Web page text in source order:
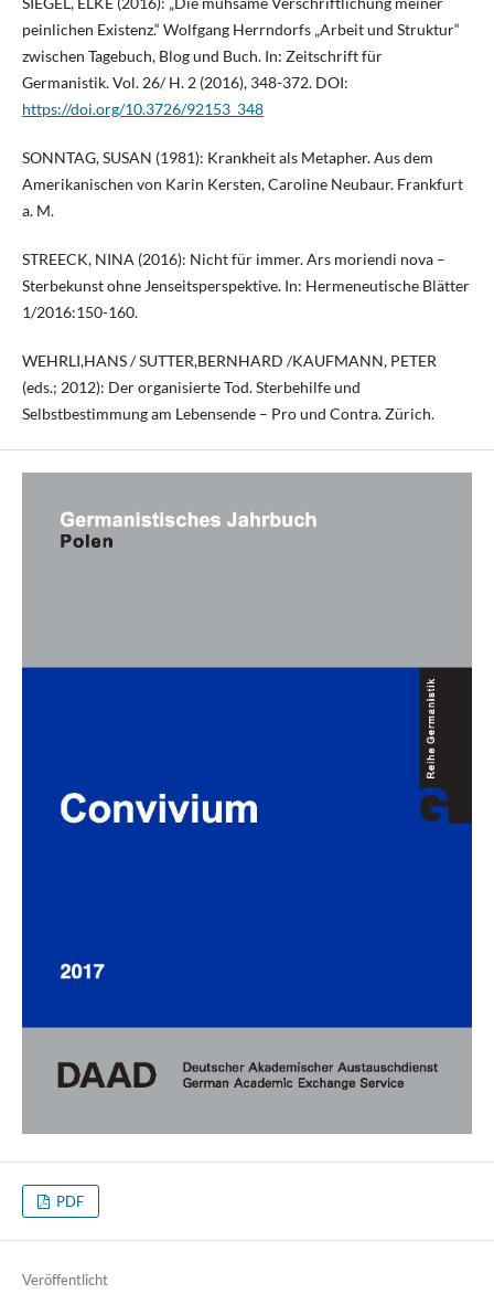
peinlichen Existenz.“ Wolfgang Herrndorfs „Arbeit und Struktur“
zwischen Tagebuch, Blog und Buch. In: Zeitschrift für
Germanistik. Vol. 26/ H. 2 (2016), 348-372. DOI:
https://doi.org/10.3726/92153_348
SONNTAG, SUSAN (1981): Krankheit als Metapher. Aus dem
Amerikanischen von Karin Kersten, Caroline Neubaur. Frankfurt
a. M.
STREECK, NINA (2016): Nicht für immer. Ars moriendi nova –
Sterbekunst ohne Jenseitsperspektive. In: Hermeneutische Blätter
1/2016:150-160.
WEHRLI,HANS / SUTTER,BERNHARD /KAUFMANN, PETER
(eds.; 2012): Der organisierte Tod. Sterbehilfe und
Selbstbestimmung am Lebensende – Pro und Contra. Zürich.
PDF
Veröffentlicht